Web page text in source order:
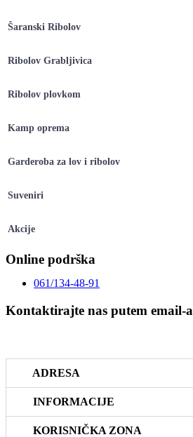
Šaranski Ribolov
Ribolov Grabljivica
Ribolov plovkom
Kamp oprema
Garderoba za lov i ribolov
Suveniri
Akcije
Online podrška
061/134-48-91
Kontaktirajte nas putem email-a
ADRESA
INFORMACIJE
KORISNIČKA ZONA